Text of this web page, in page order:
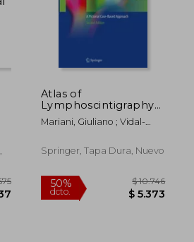
$ 16.385
$ 8.192
50%
dcto.
Atlas of
Lymphoscintigraphy
and Sentinel Node
Mapping: A Pictorial
(en Inglés)
Mariani, Giuliano ; Vidal-
Renato A.
Springer, Tapa Dura, Nuevo